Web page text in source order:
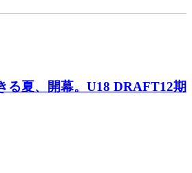
る夏、開幕。U18 DRAFT12期